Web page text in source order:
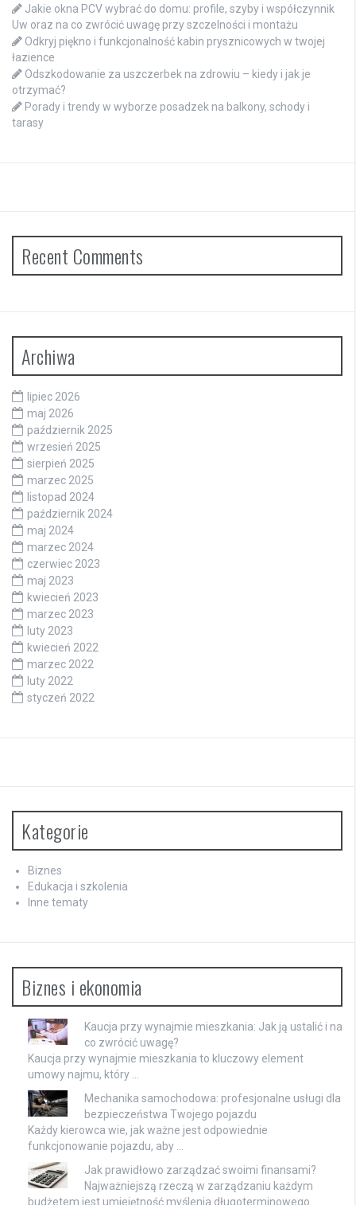
Jakie okna PCV wybrać do domu: profile, szyby i współczynnik
Uw oraz na co zwrócić uwagę przy szczelności i montażu
Odkryj piękno i funkcjonalność kabin prysznicowych w twojej
łazience
Odszkodowanie za uszczerbek na zdrowiu – kiedy i jak je
otrzymać?
Porady i trendy w wyborze posadzek na balkony, schody i
tarasy
Recent Comments
Archiwa
lipiec 2026
maj 2026
październik 2025
wrzesień 2025
sierpień 2025
marzec 2025
listopad 2024
październik 2024
maj 2024
marzec 2024
czerwiec 2023
maj 2023
kwiecień 2023
marzec 2023
luty 2023
kwiecień 2022
marzec 2022
luty 2022
styczeń 2022
Kategorie
Biznes
Edukacja i szkolenia
Inne tematy
Biznes i ekonomia
Kaucja przy wynajmie mieszkania: Jak ją ustalić i na
co zwrócić uwagę?
Kaucja przy wynajmie mieszkania to kluczowy element
umowy najmu, który …
Mechanika samochodowa: profesjonalne usługi dla
bezpieczeństwa Twojego pojazdu
Każdy kierowca wie, jak ważne jest odpowiednie
funkcjonowanie pojazdu, aby …
Jak prawidłowo zarządzać swoimi finansami?
Najważniejszą rzeczą w zarządzaniu każdym
budżetem jest umiejętność myślenia długoterminowego. …